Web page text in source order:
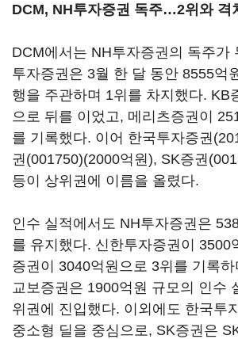
DCM, NH투자증권 독주…2위와 격
DCM에서는 NH투자증권의 독주가
투자증권은 3월 한 달 동안 8555억
행을 주관하며 1위를 차지했다. KB
으로 뒤를 이었고, 메리츠증권이
를 기록했다. 이어 한국투자증권
권(001750)(2000억원), SK증권
등이 상위권에 이름을 올렸다.
인수 실적에서도 NH투자증권은
를 유지했다. 신한투자증권이 3500
증권이 3040억원으로 3위를 기록
교보증권은 1900억원 규모의 인수
위권에 진입했다. 이외에도 한국투
중소형 딜을 중심으로, SK증권은